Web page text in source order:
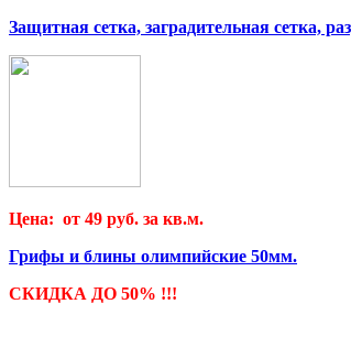
Защитная сетка, заградительная сетка,
Цена: от 49 руб. за кв.м.
Грифы и блины олимпийские 50мм.
СКИДКА ДО 50% !!!